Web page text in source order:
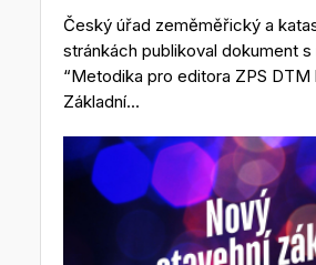
Český úřad zeměměřický a
stránkách publikoval dokument s
“Metodika pro editora ZPS DTM
Základní...